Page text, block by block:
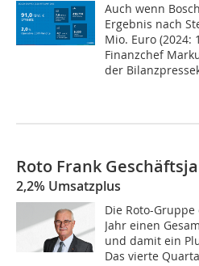
Auch wenn
Ergebnis nach
Mio. Euro (2024:
Finanzchef
der
Roto Frank
2,2% Umsatzplus
Die Roto-
Jahr einen
und damit ein
Das vierte